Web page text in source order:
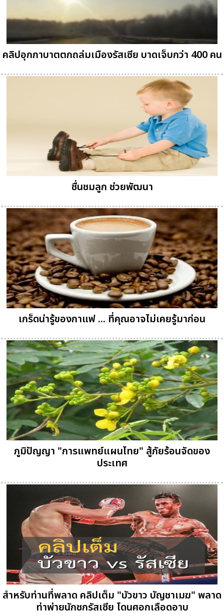
คลิปอุกกาบาตตกถล่มเมืองรัสเซีย บาดเจ็บกว่า 400 คน
ชื่นชมลูก ช่วยพัฒนา
เกร็ดน่ารู้ของกาแฟ ... ที่คุณอาจไม่เคยรู้มาก่อน
ภูมิปัญญา "การแพทย์แผนไทย" สู้ภัยร้อนจัดของ
ประเทศ
สำหรับท่านที่พลาด คลิปเต็ม "บัวขาว บัญชาเมฆ" พลาด
ท่าพ่ายนักชกรัสเซีย โดนศอกเลือดอาบ